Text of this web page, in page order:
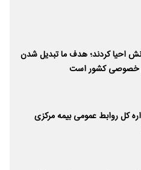
احیا کردند؛ هدف ما تبدیل شدن
خصوصی کشور است
کل روابط عمومی بیمه مرکزی